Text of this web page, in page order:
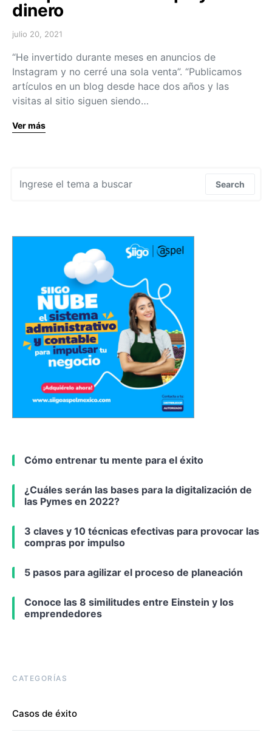
dinero
julio 20, 2021
“He invertido durante meses en anuncios de
Instagram y no cerré una sola venta”. “Publicamos
artículos en un blog desde hace dos años y las
visitas al sitio siguen siendo…
Ver más
Search
Cómo entrenar tu mente para el éxito
¿Cuáles serán las bases para la digitalización de
las Pymes en 2022?
3 claves y 10 técnicas efectivas para provocar las
compras por impulso
5 pasos para agilizar el proceso de planeación
Conoce las 8 similitudes entre Einstein y los
emprendedores
CATEGORÍAS
Casos de éxito